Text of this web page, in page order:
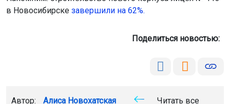
в Новосибирске завершили на 62%.
Поделиться новостью:
Автор: Алиса Новохатская
Читать все